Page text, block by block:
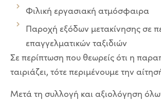
Φιλική εργασιακή ατμόσφαιρα
Παροχή εξόδων μετακίνησης σε
επαγγελματικών ταξιδιών
Σε περίπτωση που θεωρείς ότι η
ταιριάζει, τότε περιμένουμε την
Μετά τη συλλογή και αξιολόγηση